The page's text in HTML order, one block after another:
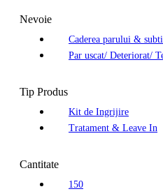
Nevoie
Caderea parului &
Par uscat/ Deteriorat/
Tip Produs
Kit de Ingrijire
Tratament & Leave In
Cantitate
150